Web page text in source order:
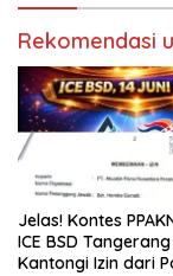
Rekomendasi
Jelas! Kontes
ICE BSD
Kantongi Izin dari